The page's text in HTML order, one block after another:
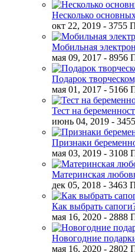
Несколько
окт 22, 2019 - 3755
Мобильная
мая 09, 2017 - 8956
Подарок
мая 01, 2017 - 5166
Тест на
июнь 04, 2019 -
Признаки
мая 03, 2019 - 3108
Материнская
дек 05, 2018 - 3463
Как выбрать
мая 16, 2020 - 2888
Новогодние
мая 16, 2020 - 2802